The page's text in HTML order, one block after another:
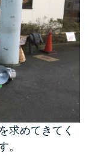
求めてきてく
。